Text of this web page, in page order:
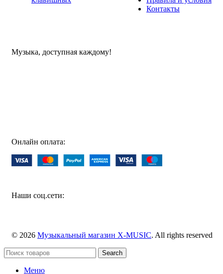
Контакты
Музыка, доступная каждому!
Онлайн оплата:
Наши соц.сети:
© 2026 Музыкальный магазин X-MUSIC. All rights reserved
Search
Меню